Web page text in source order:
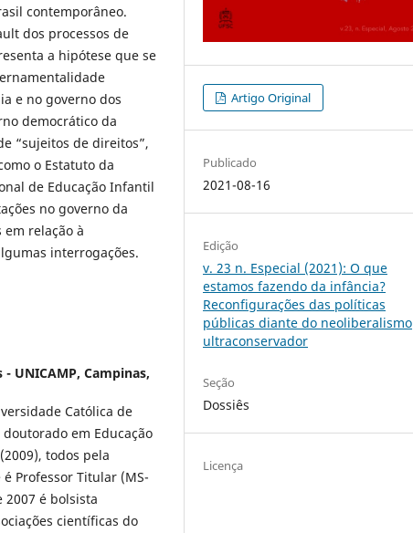
contemporâneo.
dos processos de
a hipótese que se
e no governo dos
democrático da
“sujeitos de direitos”,
o Estatuto da
de Educação Infantil
no governo da
relação à
interrogações.
UNICAMP, Campinas,
Católica de
em Educação
todos pela
Professor Titular (MS-
2007 é bolsista
científicas do
Artigo Original
Publicado
2021-08-16
Edição
v. 23 n. Especial (2021): O que
estamos fazendo da infância?
Reconfigurações das políticas
públicas diante do neoliberalismo
ultraconservador
Seção
Dossiês
Licença